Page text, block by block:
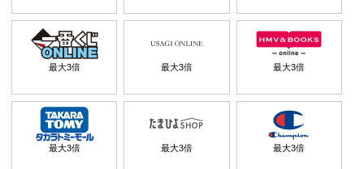
最大3倍 最大3倍 最大3倍
最大3倍 最大3倍 最大3倍